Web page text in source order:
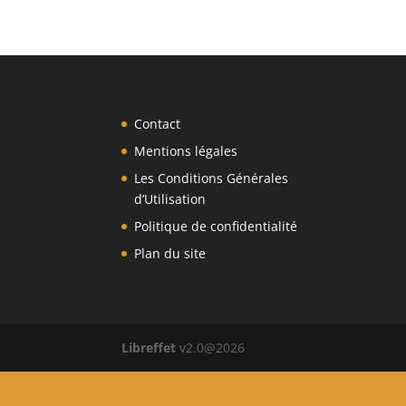
Contact
Mentions légales
Les Conditions Générales
d’Utilisation
Politique de confidentialité
Plan du site
Libreffet v2.0@2026